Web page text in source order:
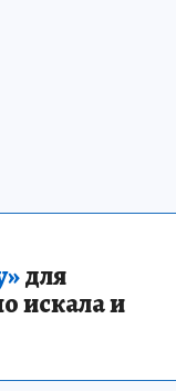
для
искала и